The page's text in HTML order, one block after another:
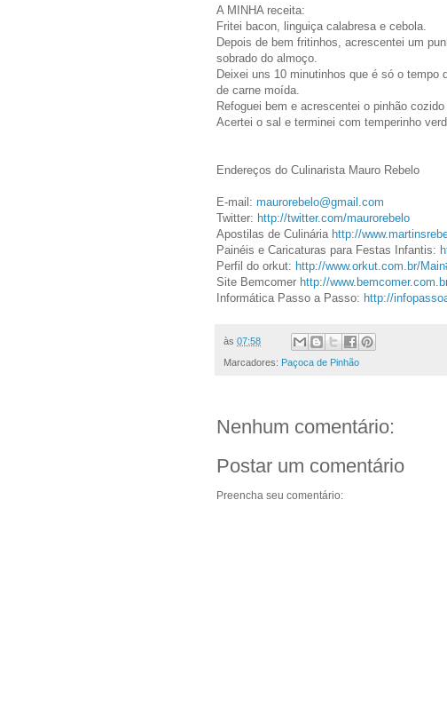
A MINHA receita:
Fritei bacon, linguiça calabresa e cebola.
Depois de bem fritinhos, acrescentei um
sobrado do almoço.
Deixei uns 10 minutinhos que é só o tempo
de carne moída.
Refoguei bem e acrescentei o pinhão
Acertei o sal e terminei com temperinho
Endereços do Culinarista Mauro Rebelo
E-mail: maurorebelo@gmail.com
Twitter: http://twitter.com/maurorebelo
Apostilas de Culinária http://
Painéis e Caricaturas para Festas Infantis:
Perfil do orkut: http://www.orkut.com.br/
Site Bemcomer http://
Informática Passo a Passo: http://
às 07:58
Marcadores: Paçoca de Pinhão
Nenhum comentário:
Postar um comentário
Preencha seu comentário: